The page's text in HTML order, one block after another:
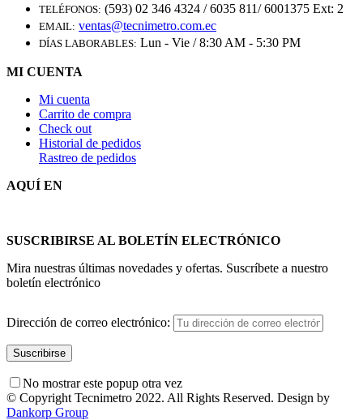
TELÉFONOS: (593) 02 346 4324 / 6035 811/ 6001375 Ext: 2
EMAIL: ventas@tecnimetro.com.ec
DÍAS LABORABLES: Lun - Vie / 8:30 AM - 5:30 PM
MI CUENTA
Mi cuenta
Carrito de compra
Check out
Historial de pedidos
Rastreo de pedidos
AQUÍ EN
SUSCRIBIRSE AL BOLETÍN ELECTRÓNICO
Mira nuestras últimas novedades y ofertas. Suscríbete a nuestro
boletín electrónico
Dirección de correo electrónico:
No mostrar este popup otra vez
© Copyright Tecnimetro 2022. All Rights Reserved. Design by
Dankorp Group